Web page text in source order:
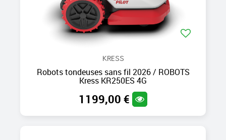
KRESS
Robots tondeuses sans fil 2026 / ROBOTS
Kress KR250ES 4G
1199,00 €